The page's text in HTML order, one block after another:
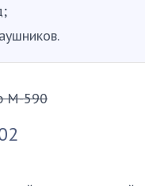
M-590